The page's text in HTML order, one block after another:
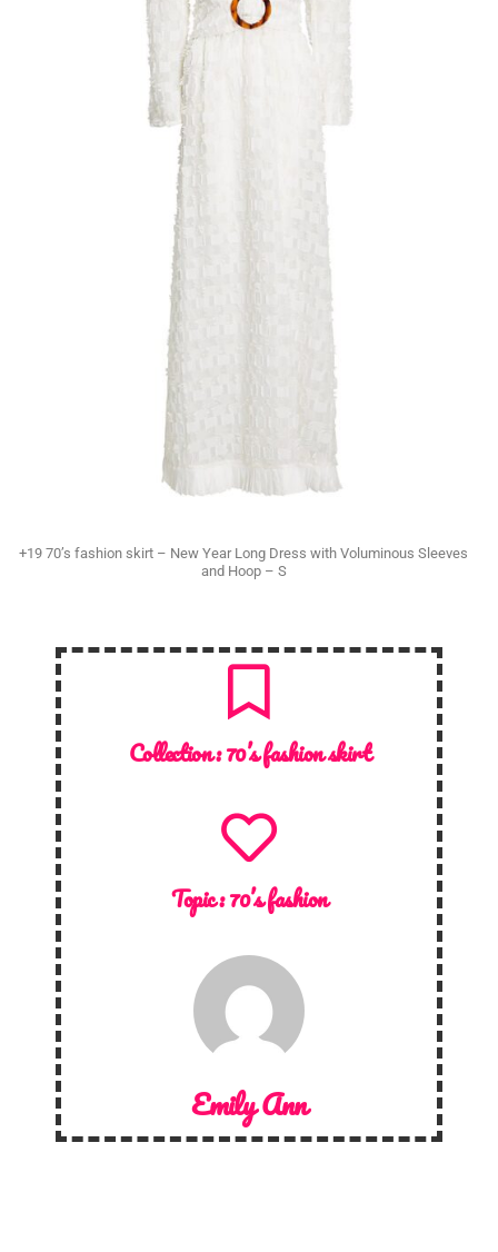
+19 70’s fashion skirt – New Year Long Dress with Voluminous Sleeves
and Hoop – S
Collection :70’s fashion skirt
Topic :70’s fashion
Emily Ann